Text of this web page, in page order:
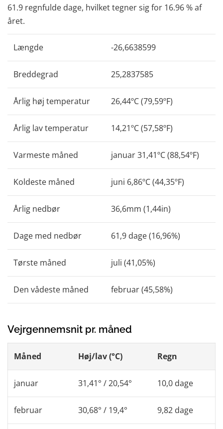
61.9 regnfulde dage, hvilket tegner sig for 16.96 % af
året.
Længde -26,6638599
Breddegrad 25,2837585
Årlig høj temperatur 26,44ºC (79,59ºF)
Årlig lav temperatur 14,21ºC (57,58ºF)
Varmeste måned januar 31,41ºC (88,54ºF)
Koldeste måned juni 6,86ºC (44,35ºF)
Årlig nedbør 36,6mm (1,44in)
Dage med nedbør 61,9 dage (16,96%)
Tørste måned juli (41,05%)
Den vådeste måned februar (45,58%)
Vejrgennemsnit pr. måned
Måned Høj/lav (°C) Regn
januar 31,41° / 20,54° 10,0 dage
februar 30,68° / 19,4° 9,82 dage